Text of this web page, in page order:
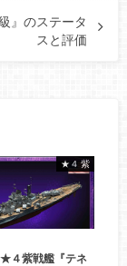
』のステータ
スと評価
★４ 紫
４紫戦艦『テネ